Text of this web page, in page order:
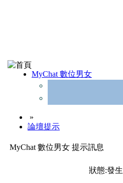
MyChat 數位男女
»
論壇提示
MyChat 數位男女 提示訊息
狀態:發